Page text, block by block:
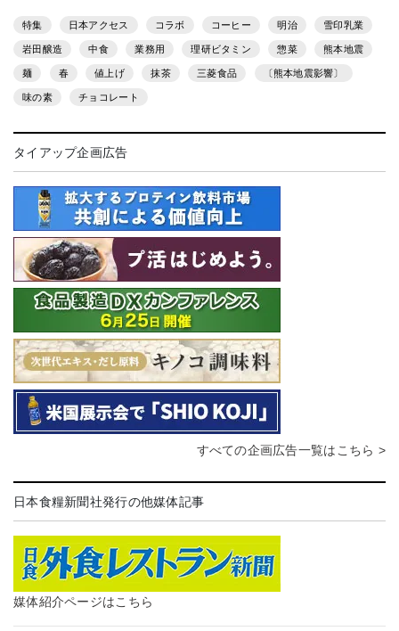
特集 日本アクセス コラボ コーヒー 明治 雪印乳業
岩田醸造 中食 業務用 理研ビタミン 惣菜 熊本地震
麺 春 値上げ 抹茶 三菱食品 〔熊本地震影響〕
味の素 チョコレート
タイアップ企画広告
すべての企画広告一覧はこちら >
日本食糧新聞社発行の他媒体記事
媒体紹介ページはこちら